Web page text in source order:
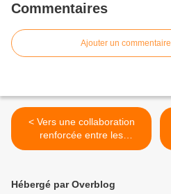
Commentaires
Ajouter un commentaire
< Vers une collaboration
renforcée entre les
arrondissements de
Hébergé par Overblog